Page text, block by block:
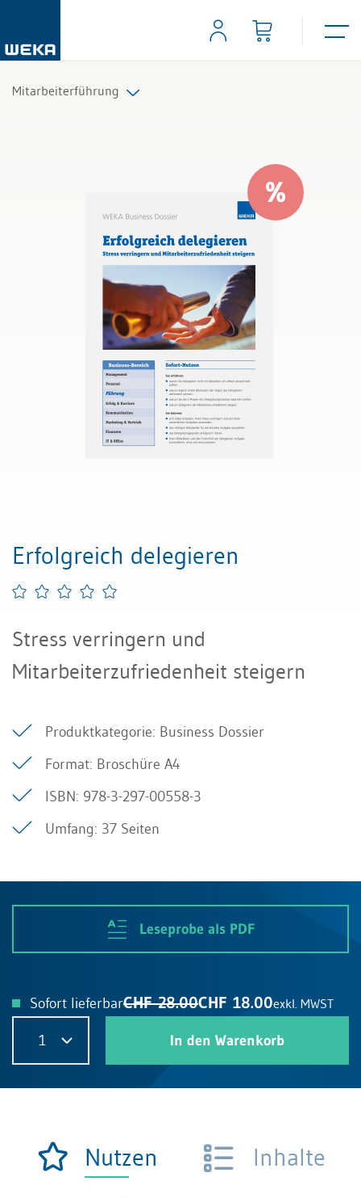
Mitarbeiterführung
Erfolgreich delegieren
Stress verringern und
Mitarbeiterzufriedenheit steigern
Produktkategorie: Business Dossier
Format: Broschüre A4
ISBN: 978-3-297-00558-3
Umfang: 37 Seiten
Leseprobe als PDF
Sofort lieferbarCHF 28.00CHF 18.00exkl. MWST
1 In den Warenkorb
Nutzen
Inhalte